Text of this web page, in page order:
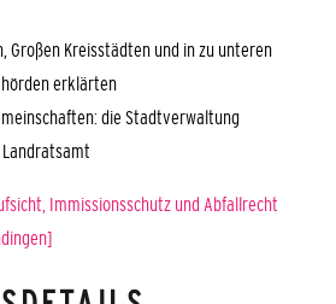
Großen Kreisstädten und in zu unteren
erklärten
die Stadtverwaltung
Immissionsschutz und Abfallrecht